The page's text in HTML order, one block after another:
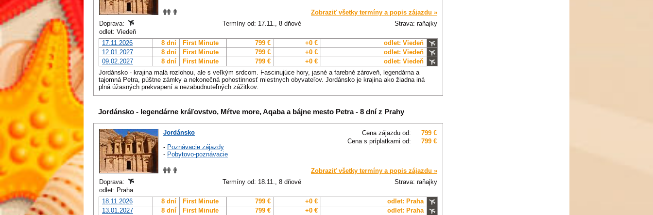
Zobraziť všetky termíny a popis zájazdu »
Doprava:
Termíny od: 17.11., 8 dňové
Strava: raňajky
odlet: Viedeň
17.11.2026
8 dní First Minute 799 € +0 €
odlet: Viedeň
12.01.2027
8 dní First Minute 799 € +0 €
odlet: Viedeň
09.02.2027
8 dní First Minute 799 € +0 €
odlet: Viedeň
Jordánsko - krajina malá rozlohou, ale s veľkým srdcom. Fascinujúce hory, jasné a farebné zároveň, legendárna a
tajomná Petra, púštne zámky a nekonečná pohostinnosť miestnych obyvateľov. Jordánsko je krajina ako žiadna iná
plná úžasných prekvapení a nezabudnuteľných zážitkov.
Jordánsko - legendárne kráľovstvo, Mŕtve more, Aqaba a bájne mesto Petra - 8 dní z Prahy
Cena zájazdu od:
799 €
Cena s príplatkami od:
799 €
Jordánsko
- Poznávacie zájazdy
- Pobytovo-poznávacie
Zobraziť všetky termíny a popis zájazdu »
Doprava:
Termíny od: 18.11., 8 dňové
Strava: raňajky
odlet: Praha
18.11.2026
8 dní First Minute 799 € +0 €
odlet: Praha
13.01.2027
8 dní First Minute 799 € +0 €
odlet: Praha